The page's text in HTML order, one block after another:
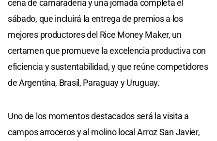
cena de camaradería y una jornada completa el
sábado, que incluirá la entrega de premios a los
mejores productores del Rice Money Maker, un
certamen que promueve la excelencia productiva con
eficiencia y sustentabilidad, y que reúne competidores
de Argentina, Brasil, Paraguay y Uruguay.
Uno de los momentos destacados será la visita a
campos arroceros y al molino local Arroz San Javier,